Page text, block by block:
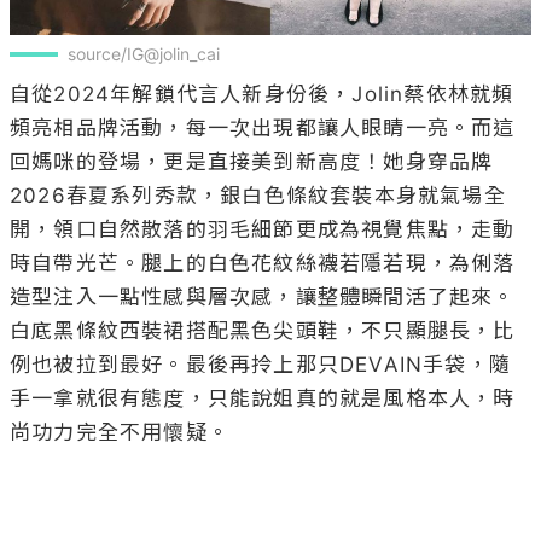
source/IG@jolin_cai
自從2024年解鎖代言人新身份後，Jolin蔡依林就頻
頻亮相品牌活動，每一次出現都讓人眼睛一亮。而這
回媽咪的登場，更是直接美到新高度！她身穿品牌
2026春夏系列秀款，銀白色條紋套裝本身就氣場全
開，領口自然散落的羽毛細節更成為視覺焦點，走動
時自帶光芒。腿上的白色花紋絲襪若隱若現，為俐落
造型注入一點性感與層次感，讓整體瞬間活了起來。
白底黑條紋西裝裙搭配黑色尖頭鞋，不只顯腿長，比
例也被拉到最好。最後再拎上那只DEVAIN手袋，隨
手一拿就很有態度，只能說姐真的就是風格本人，時
尚功力完全不用懷疑。